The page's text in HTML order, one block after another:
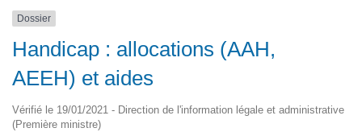
Dossier
Handicap : allocations (AAH,
AEEH) et aides
Vérifié le 19/01/2021 - Direction de l'information légale et administrative
(Première ministre)